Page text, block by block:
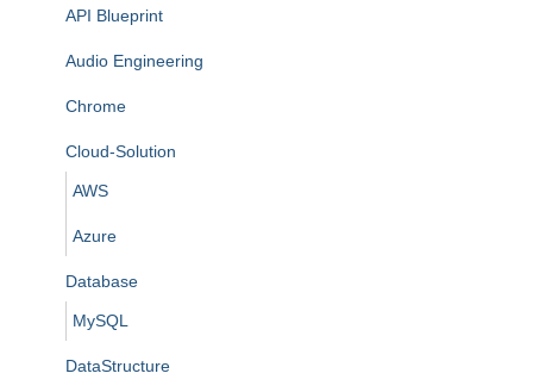
API Blueprint
Audio Engineering
Chrome
Cloud-Solution
AWS
Azure
Database
MySQL
DataStructure